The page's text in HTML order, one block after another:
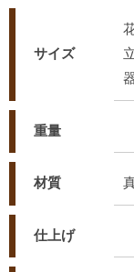
サイズ
重量
材質
仕上げ